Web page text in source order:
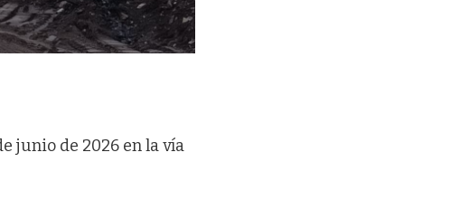
junio de 2026 en la vía